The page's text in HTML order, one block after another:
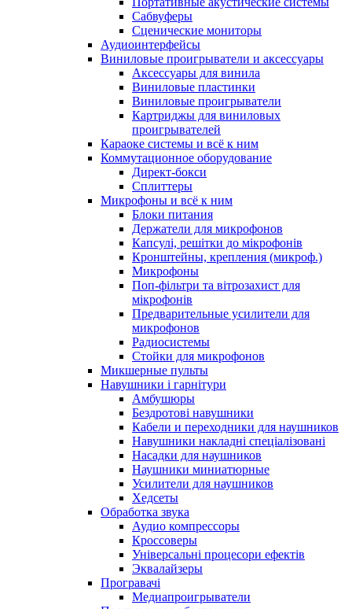
Сабвуферы
Сценические мониторы
Аудиоинтерфейсы
Виниловые проигрыватели и аксессуары
Аксессуары для винила
Виниловые пластинки
Виниловые проигрыватели
Картриджы для виниловых
проигрывателей
Караоке системы и всё к ним
Коммутационное оборудование
Директ-бокси
Сплиттеры
Микрофоны и всё к ним
Блоки питания
Держатели для микрофонов
Капсулі, решітки до мікрофонів
Кронштейны, крепления (микроф.)
Микрофоны
Поп-фільтри та вітрозахист для
мікрофонів
Предварительные усилители для
микрофонов
Радиосистемы
Стойки для микрофонов
Микшерные пульты
Навушники і гарнітури
Амбушюры
Бездротові навушники
Кабели и переходники для наушников
Навушники накладні спеціалізовані
Насадки для наушников
Наушники миниатюрные
Усилители для наушников
Хедсеты
Обработка звука
Аудио компрессоры
Кроссоверы
Універсальні процесори ефектів
Эквалайзеры
Програвачі
Медиапроигрыватели